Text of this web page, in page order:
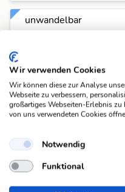
unwandelbar
zäh, unbeirrbar
Anagramme
Wir verwenden Cookies
Wir können diese zur Analyse
Webseite zu verbessern,
großartiges Webseiten-Erlebnis
von uns verwendeten Cookies
Notwendig
Funktional